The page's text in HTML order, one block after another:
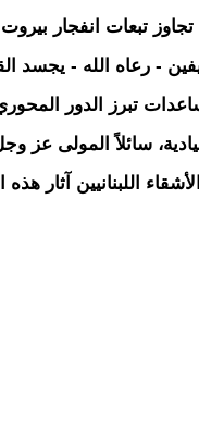
تبعات انفجار
- رعاه الله - يجسد
تبرز الدور
سائلاً المولى عز
اللبنانيين آثار هذه